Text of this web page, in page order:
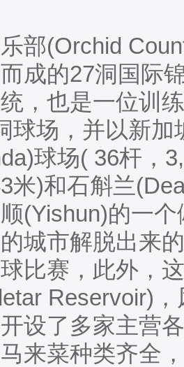
部(Orchid
成的27洞国际
，也是一位训
球场，并以新
球场( 36杆，
米)和石斛兰
(Yishun)的一
城市解脱出来
比赛，此外，
Reservoir)
设了多家主营
来菜种类齐全